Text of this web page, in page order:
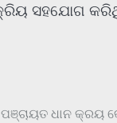
ସହଯୋଗ
ପଞ୍ଚାୟତ ଧାନ କ୍ରୟ